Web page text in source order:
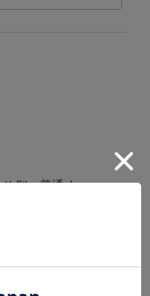
体型：普通